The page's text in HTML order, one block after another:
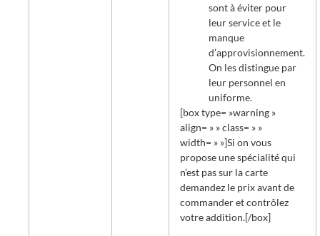
sont à éviter pour
leur service et le
manque
d’approvisionnement.
On les distingue par
leur personnel en
uniforme.
[box type= »warning »
align= » » class= » »
width= » »]Si on vous
propose une spécialité qui
n’est pas sur la carte
demandez le prix avant de
commander et contrôlez
votre addition.[/box]